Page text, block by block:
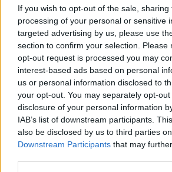
If you wish to opt-out of the sale,
processing of your personal or sensitive
targeted advertising by us, please use
section to confirm your selection. Please
opt-out request is processed you may
interest-based ads based on personal
us or personal information disclosed to
your opt-out. You may separately opt-
disclosure of your personal information
IAB’s list of downstream participants.
also be disclosed by us to third parties
Downstream Participants that may
Χτυπάμε τη φυτική κρέμα γάλακτος
σαντιγύ. Σε άλλο μπολ χτυπάμε τις
φρέσκο γάλα και στη συνέχεια
γάλα.
Ενώνουμε απαλά να ενωθούν τα
μπισκότα σε μικρά κομμάτια και τα
ινδοκάρυδο και ανακατεύουμε.
Πασπαλίζουμε με ινδοκάρυδο τη βάση